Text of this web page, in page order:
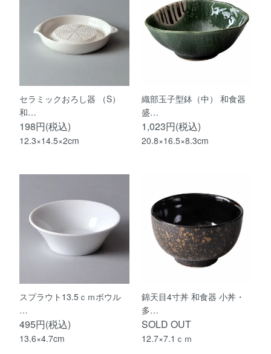
セラミックおろし器 （S）
和…
198円(税込)
12.3×14.5×2cm
織部玉子型鉢（中） 和食器
盛…
1,023円(税込)
20.8×16.5×8.3cm
スプラウト13.5ｃｍボウル
…
495円(税込)
13.6×4.7cm
錦天目4寸丼 和食器 小丼・
多…
SOLD OUT
12.7×7.1ｃｍ